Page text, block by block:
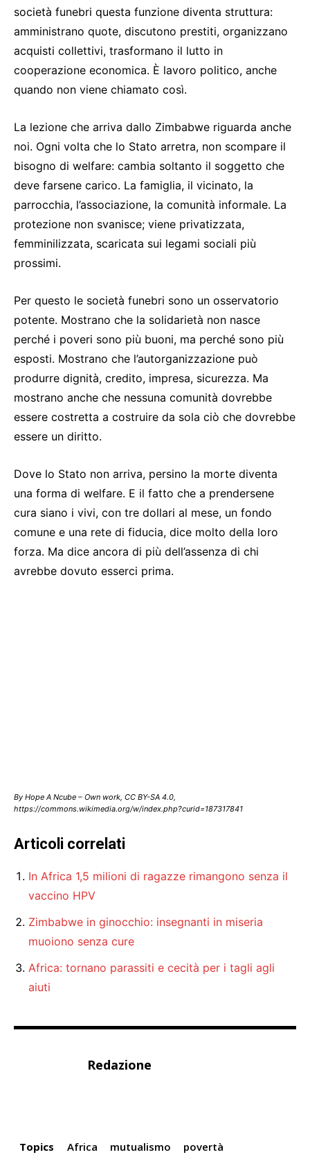
società funebri questa funzione diventa struttura:
amministrano quote, discutono prestiti, organizzano
acquisti collettivi, trasformano il lutto in
cooperazione economica. È lavoro politico, anche
quando non viene chiamato così.
La lezione che arriva dallo Zimbabwe riguarda anche
noi. Ogni volta che lo Stato arretra, non scompare il
bisogno di welfare: cambia soltanto il soggetto che
deve farsene carico. La famiglia, il vicinato, la
parrocchia, l’associazione, la comunità informale. La
protezione non svanisce; viene privatizzata,
femminilizzata, scaricata sui legami sociali più
prossimi.
Per questo le società funebri sono un osservatorio
potente. Mostrano che la solidarietà non nasce
perché i poveri sono più buoni, ma perché sono più
esposti. Mostrano che l’autorganizzazione può
produrre dignità, credito, impresa, sicurezza. Ma
mostrano anche che nessuna comunità dovrebbe
essere costretta a costruire da sola ciò che dovrebbe
essere un diritto.
Dove lo Stato non arriva, persino la morte diventa
una forma di welfare. E il fatto che a prendersene
cura siano i vivi, con tre dollari al mese, un fondo
comune e una rete di fiducia, dice molto della loro
forza. Ma dice ancora di più dell’assenza di chi
avrebbe dovuto esserci prima.
By Hope A Ncube – Own work, CC BY-SA 4.0,
https://commons.wikimedia.org/w/index.php?curid=187317841
Articoli correlati
In Africa 1,5 milioni di ragazze rimangono senza il
vaccino HPV
Zimbabwe in ginocchio: insegnanti in miseria
muoiono senza cure
Africa: tornano parassiti e cecità per i tagli agli
aiuti
Redazione
Topics Africa mutualismo
povertà